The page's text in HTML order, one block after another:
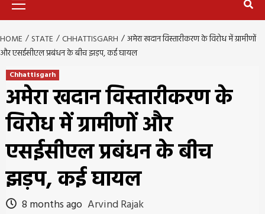
HOME STATE CHHATTISGARH
अमेरा खदान विस्तारीकरण के विरोध में ग्रामीणों
और एसईसीएल प्रबंधन के बीच झड़प, कई घायल
Chhattisgarh
अमेरा खदान विस्तारीकरण के
विरोध में ग्रामीणों और
एसईसीएल प्रबंधन के बीच
झड़प, कई घायल
8 months ago Arvind Rajak